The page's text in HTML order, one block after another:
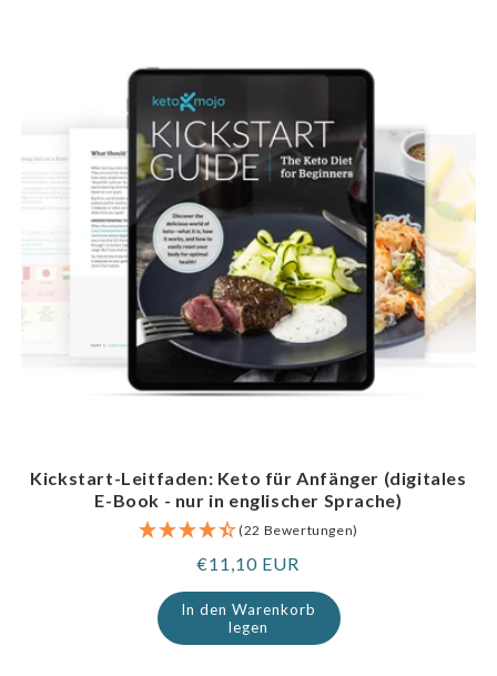
Kickstart-Leitfaden: Keto für Anfänger (digitales
E-Book - nur in englischer Sprache)
(22 Bewertungen)
Regulärer
Preis
€11,10 EUR
In den Warenkorb
legen